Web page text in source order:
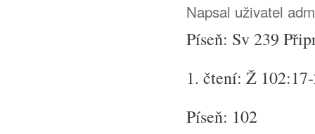
Napsal uživatel
Píseň: Sv 239
1. čtení: Ž
Píseň: 102